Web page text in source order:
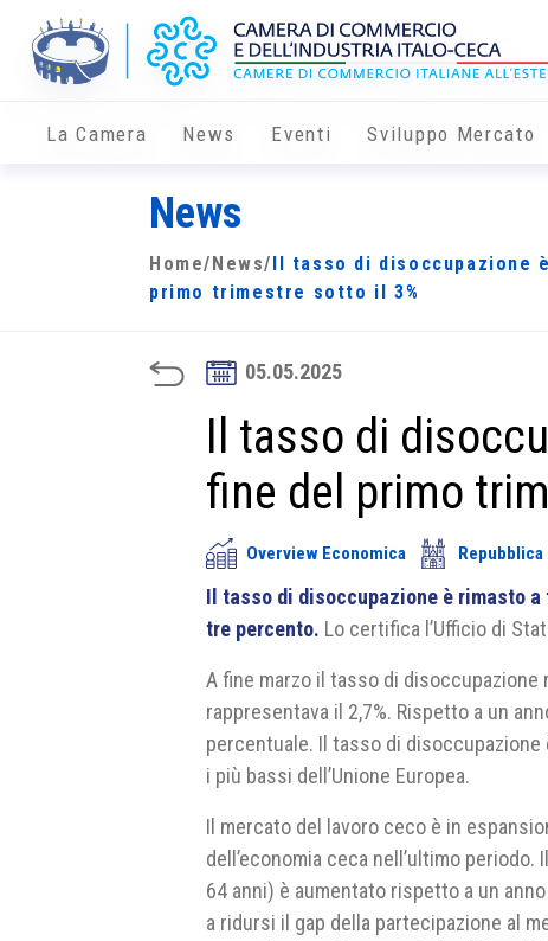
La Camera News Eventi Sviluppo Mercato
News
Home/ News/
Il tasso di disoccupazione
primo trimestre sotto il 3%
05.05.2025
Il tasso di
fine del primo
Overview Economica Repubblica
Il tasso di disoccupazione è rimasto
tre percento. Lo certifica l’Ufficio di
A fine marzo il tasso di
rappresentava il 2,7%. Rispetto a un
percentuale. Il tasso di
i più bassi dell’Unione Europea.
Il mercato del lavoro ceco è in
dell’economia ceca nell’ultimo
64 anni) è aumentato rispetto a un
a ridursi il gap della partecipazione al